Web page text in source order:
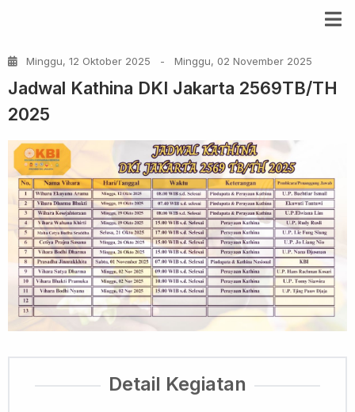
Minggu, 12 Oktober 2025 - Minggu, 02 November 2025
Jadwal Kathina DKI Jakarta 2569TB/TH
2025
Detail Kegiatan